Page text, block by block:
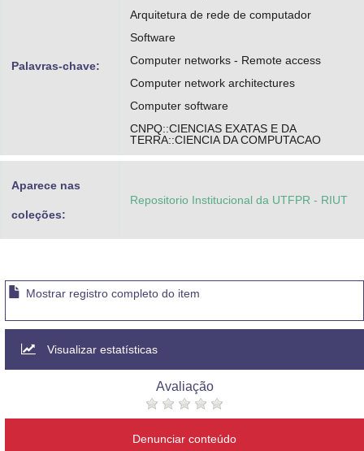
Palavras-chave:
Arquitetura de rede de computador
Software
Computer networks - Remote access
Computer network architectures
Computer software
CNPQ::CIENCIAS EXATAS E DA
TERRA::CIENCIA DA COMPUTACAO
Aparece nas
coleções:
Repositorio Institucional da UTFPR - RIUT
Mostrar registro completo do item
Visualizar estatísticas
Avaliação
Denunciar conteúdo